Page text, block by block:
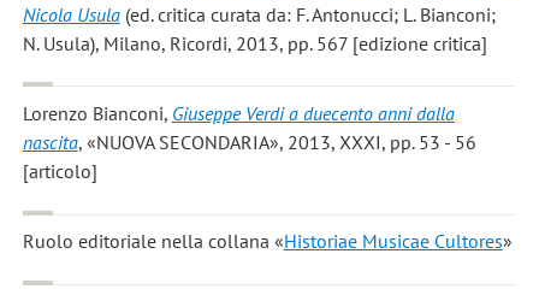
Nicola Usula(ed. critica curata da: F. Antonucci; L. Bianconi;
N. Usula), Milano, Ricordi, 2013, pp. 567 [edizione critica]
Lorenzo Bianconi, Giuseppe Verdi a duecento anni dalla
nascita, «NUOVA SECONDARIA», 2013, XXXI, pp. 53 - 56
[articolo]
Ruolo editoriale nella collana «Historiae Musicae Cultores»